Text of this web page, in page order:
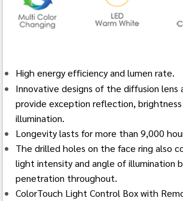
High energy efficiency and lumen rate.
Innovative designs of the diffusion lens
provide exception reflection,
illumination.
Longevity lasts for more than 9,000
The drilled holes on the face ring also
light intensity and angle of illumination
penetration throughout.
ColorTouch Light Control Box with